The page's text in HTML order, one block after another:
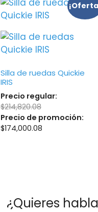
Silla de ruedas Quickie
IRIS
Precio regular:
$214,820.08
Precio de promoción:
$174,000.08
¿Quieres